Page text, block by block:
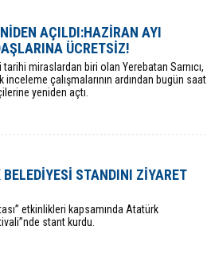
AÇILDI:HAZİRAN AYI
ÜCRETSİZ!
miraslardan biri olan Yerebatan Sarnıcı,
çalışmalarının ardından bugün saat
yeniden açtı.
STANDINI ZİYARET
etkinlikleri kapsamında Atatürk
stant kurdu.